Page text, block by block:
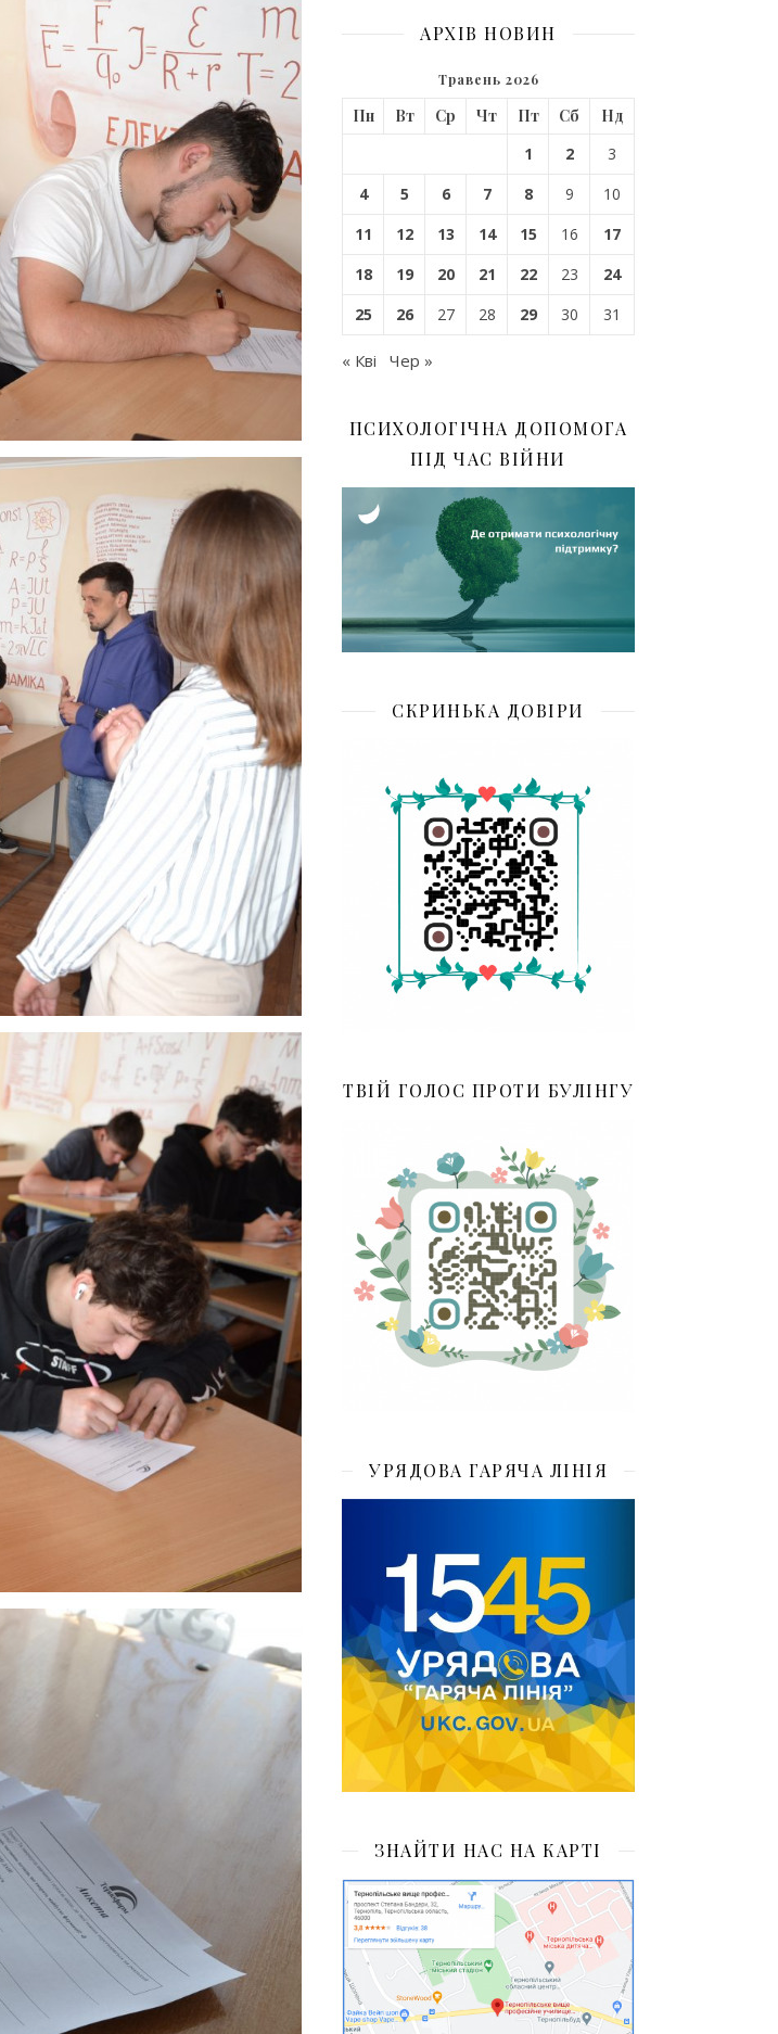
АРХІВ НОВИН
Травень 2026
Пн Вт Ср Чт Пт Сб
Нд
1
2
3
4
5 6 7 8 9
10
11
12 13 14 15 16
17
18
19 20 21 22 23
24
25
26 27 28 29 30 31
« Кві Чер »
ПСИХОЛОГІЧНА ДОПОМОГА
ПІД ЧАС ВІЙНИ
СКРИНЬКА ДОВІРИ
ТВІЙ ГОЛОС ПРОТИ БУЛІНГУ
УРЯДОВА ГАРЯЧА ЛІНІЯ
ЗНАЙТИ НАС НА КАРТІ